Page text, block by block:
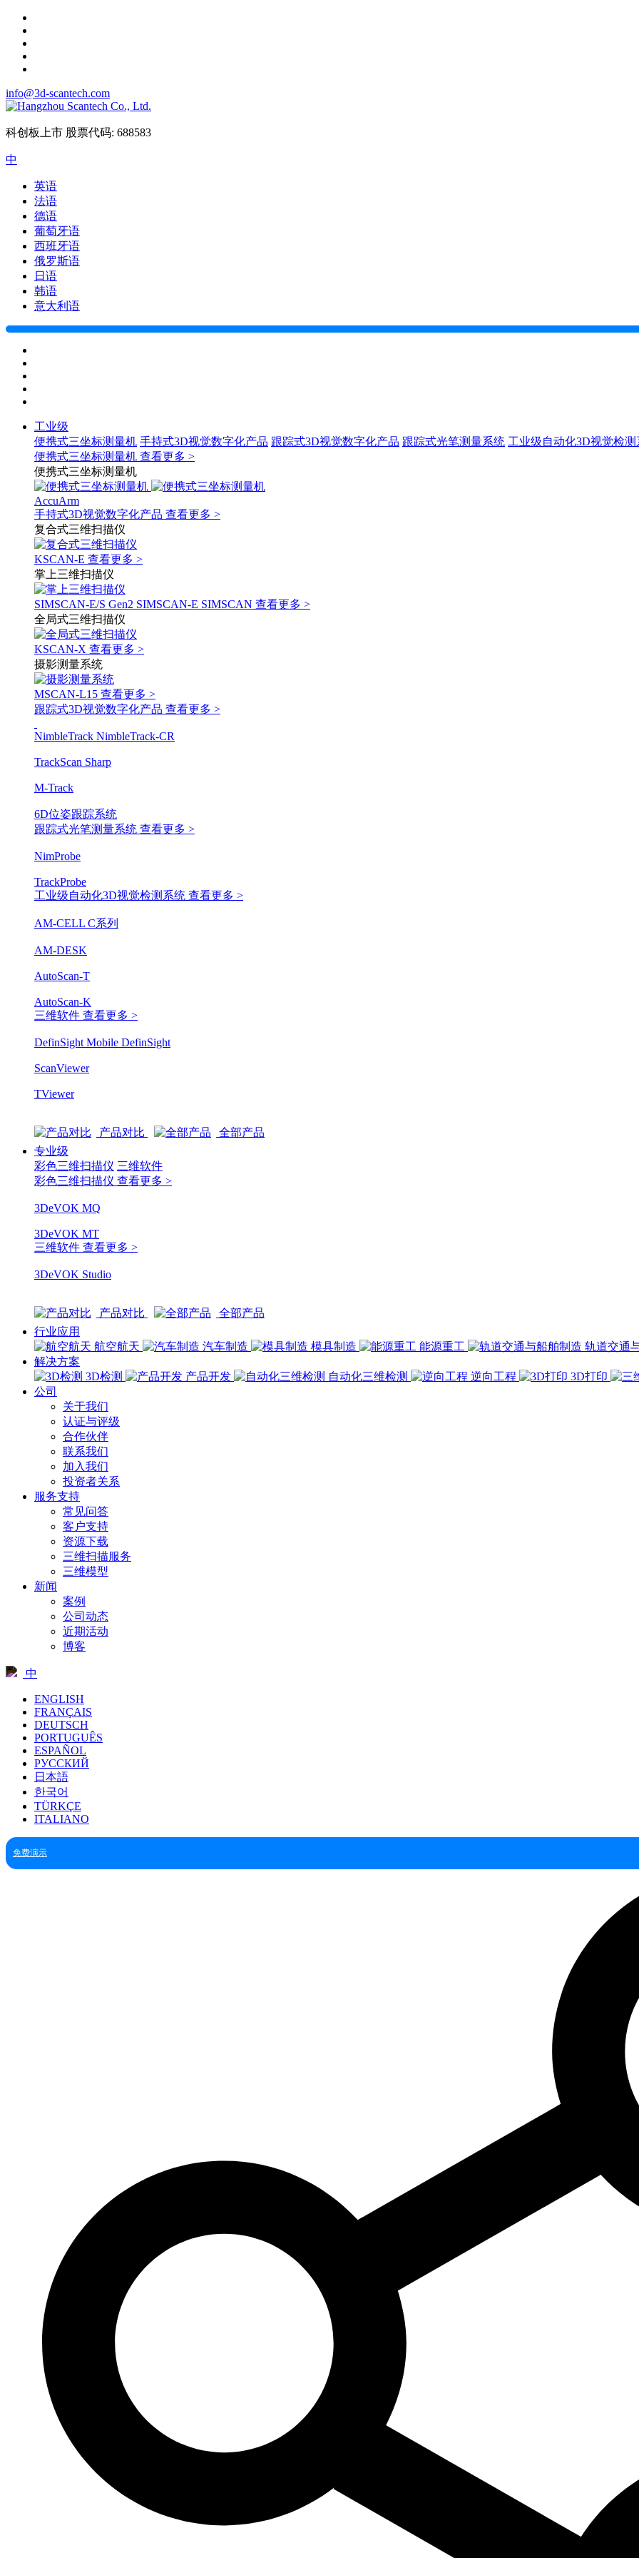
info@3d-scantech.com
科创板上市 股票代码: 688583
中
英语
法语
德语
葡萄牙语
西班牙语
俄罗斯语
日语
韩语
意大利语
工业级
便携式三坐标测量机 手持式3D视觉数字化产品 跟踪式3D视觉数字化产品 跟踪式光笔测量系统 工业级自动化3D视觉检测
便携式三坐标测量机 查看更多 >
便携式三坐标测量机
AccuArm
手持式3D视觉数字化产品 查看更多 >
复合式三维扫描仪
KSCAN-E 查看更多 >
掌上三维扫描仪
SIMSCAN-E/S Gen2 SIMSCAN-E SIMSCAN 查看更多 >
全局式三维扫描仪
KSCAN-X 查看更多 >
摄影测量系统
MSCAN-L15 查看更多 >
跟踪式3D视觉数字化产品 查看更多 >
NimbleTrack NimbleTrack-CR
TrackScan Sharp
M-Track
6D位姿跟踪系统
跟踪式光笔测量系统 查看更多 >
NimProbe
TrackProbe
工业级自动化3D视觉检测系统 查看更多 >
AM-CELL C系列
AM-DESK
AutoScan-T
AutoScan-K
三维软件 查看更多 >
DefinSight Mobile DefinSight
ScanViewer
TViewer
产品对比
全部产品
专业级
彩色三维扫描仪 三维软件
彩色三维扫描仪 查看更多 >
3DeVOK MQ
3DeVOK MT
三维软件 查看更多 >
3DeVOK Studio
产品对比
全部产品
行业应用
航空航天
汽车制造 模具制造 能源重工
轨道交通
解决方案
3D检测
产品开发 自动化三维检测 逆向工程
3D打印
公司
关于我们
认证与评级
合作伙伴
联系我们
加入我们
投资者关系
服务支持
常见问答
客户支持
资源下载
三维扫描服务
三维模型
新闻
案例
公司动态
近期活动
博客
中
ENGLISH
FRANÇAIS
DEUTSCH
PORTUGUÊS
ESPAÑOL
РУССКИЙ
日本語
한국어
TÜRKÇE
ITALIANO
免费演示